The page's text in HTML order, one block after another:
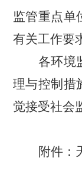
监管重点单
有关工作要
各环境
理与控制措
觉接受社会
附件：